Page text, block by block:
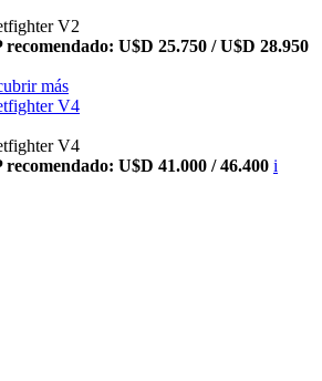
V2
recomendado: U$D 25.750 / U$D 28.950
más
V4
V4
recomendado: U$D 41.000 / 46.400 i